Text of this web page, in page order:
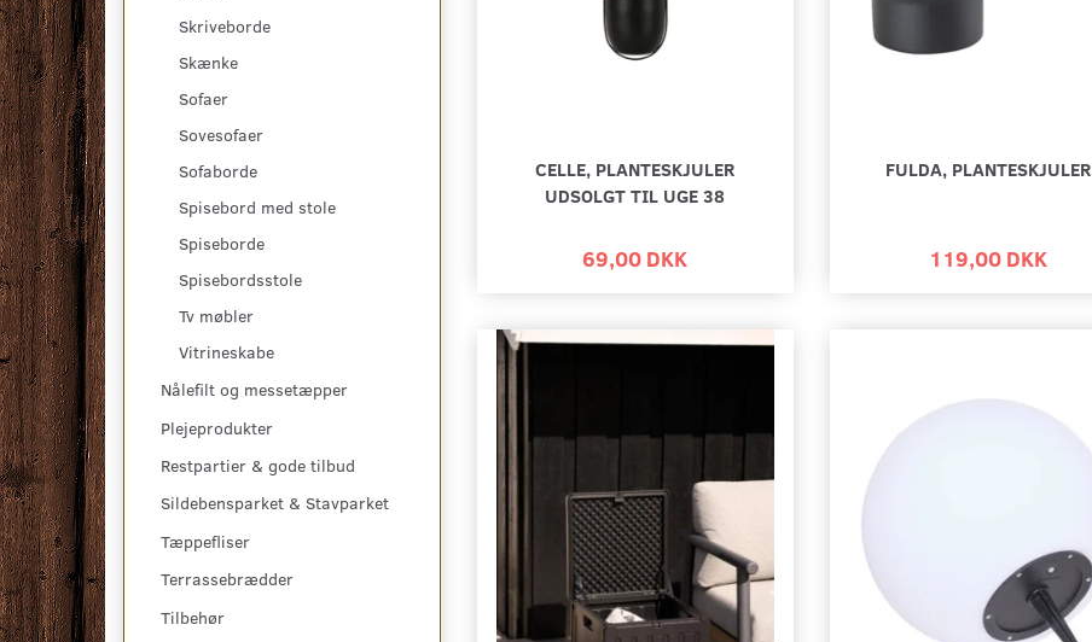
Skriveborde
Skænke
Sofaer
Sovesofaer
Sofaborde
Spisebord med stole
Spiseborde
Spisebordsstole
Tv møbler
Vitrineskabe
Nålefilt og messetæpper
Plejeprodukter
Restpartier & gode tilbud
Sildebensparket & Stavparket
Tæppefliser
Terrassebrædder
Tilbehør
CELLE, PLANTESKJULER
UDSOLGT TIL UGE 38
69,00 DKK
FULDA, PLANTESKJULER
119,00 DKK